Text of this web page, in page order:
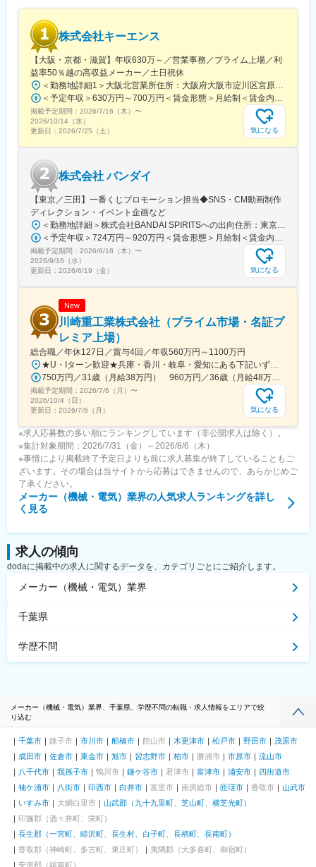
■同社の特徴：
TOSTEM、INAX、新日軽、東洋エクステリア、サンウエーブ工業
など、国内の主力住設企業が統合してできた、国内最大の総合住
生活関連企業です。売上高は1兆6,000億円、従業員数は約1万
6,000名を誇ります。グローバルで見ても、2009年にはアメリカ
ンスタンダード、2015年にはグローエをグループに迎え、アジ
ア、北米、欧州という3つの主要な地域で確固たる地位を獲得する
に至っています。
■LIXILのマーケットシェア：
【グローバルNo.1】水まわり製品、水栓金具、カーテンウォール
【北米No.1】衛生陶器
【日本No.1】住宅窓サッシ、システムキッチン、玄関ドア、ユニ
ットバス、エクステリア
変更の範囲：会社の定める業務
株式会社キーエンス
【大阪・京都・滋賀】年収630万～／営業事務／プライム上場／利
益率50％越の高収益メーカー／土日祝休
掲載予定期間： 2026/7/16（木） 〜
2026/10/14（水）
更新日： 2026/7/25（土） 気になる
株式会社 バンダイ
【東京／三田】一番くじプロモーション担当◆SNS・CM動画制作
ディレクション・イベント企画など
掲載予定期間： 2026/6/18（木） 〜
2026/9/16（水）
更新日： 2026/6/19（金） 気になる
New
川崎重工業株式会社（プライム市場・名証プ
レミア上場）
総合職／年休127日／賞与4回／年収560万円～1100万円
掲載予定期間： 2026/7/6（月） 〜
2026/10/4（日）
更新日： 2026/7/6（月） 気になる
※求人応募数の多い順にランキングしています（非公開求人は除く）。
※集計対象期間：2026/7/31（金）～2026/8/6（木）
※事情により掲載終了予定日よりも前に求人募集が終了していることもご
ざいます。その場合は当サイトから応募はできませんので、あらかじめご
了承ください。
メーカー（機械・電気）業界の人気求人ランキングを詳し
く見る
求人の傾向
dodaに掲載中の求人に関するデータを、カテゴリごとにご紹介します。
メーカー（機械・電気）業界
千葉県
学歴不問
メーカー（機械・電気）業界、千葉県、学歴不問の転職・求人情報をエリアで絞
り込む
千葉市 銚子市 市川市 船橋市 館山市 木更津市 松戸市 野田市
茂原市
成田市
佐倉市 東金市 旭市 習志野市 柏市 勝浦市 市原市
流山市
八千代市
我孫子市 鴨川市 鎌ケ谷市 君津市 富津市 浦安市
四街道市
袖ケ浦市
八街市 印西市 白井市 富里市 南房総市 匝瑳市 香取市
山武市
いすみ市
大網白里市
山武郡（九十九里町、芝山町、横芝光町）
印旛郡（酒々井町、栄町）
長生郡（一宮町、睦沢町、長生村、白子町、長柄町、長南町）
香取郡（神崎町、多古町、東庄町）
夷隅郡（大多喜町、御宿町）
安房郡（鋸南町）